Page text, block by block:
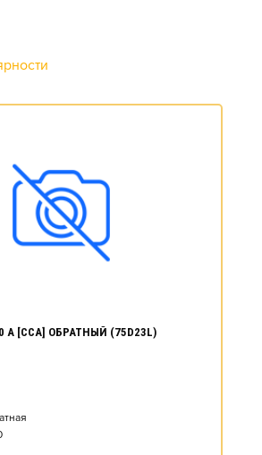
А [CCA] ОБРАТНЫЙ (75D23L)